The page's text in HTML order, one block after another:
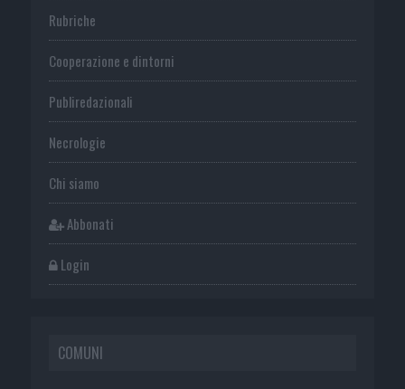
Rubriche
Cooperazione e dintorni
Publiredazionali
Necrologie
Chi siamo
Abbonati
Login
COMUNI